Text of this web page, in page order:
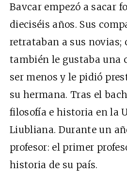
Bavcar empezó a sacar
dieciséis años. Sus
retrataban a sus novias;
también le gustaba una
ser menos y le pidió
su hermana. Tras el
filosofía e historia en la
Liubliana. Durante un
profesor: el primer
historia de su país.